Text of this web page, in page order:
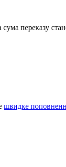
переказу
швидке